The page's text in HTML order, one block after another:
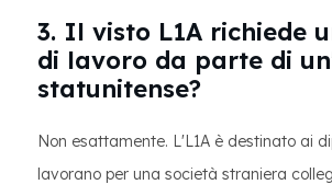
3. Il visto L1A richiede
di lavoro da parte di
statunitense?
Non esattamente. L'L1A è destinato ai
lavorano per una società straniera